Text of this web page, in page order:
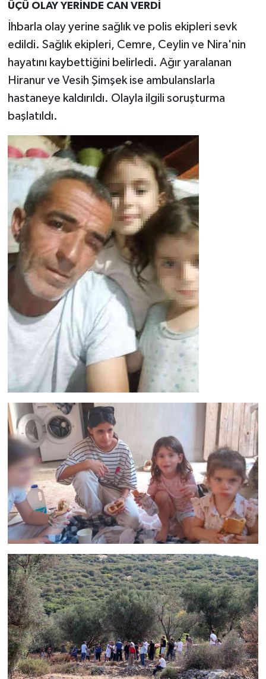
ÜÇÜ OLAY YERİNDE CAN VERDİ
İhbarla olay yerine sağlık ve polis ekipleri sevk
edildi. Sağlık ekipleri, Cemre, Ceylin ve Nira'nin
hayatını kaybettiğini belirledi. Ağır yaralanan
Hiranur ve Vesih Şimşek ise ambulanslarla
hastaneye kaldırıldı. Olayla ilgili soruşturma
başlatıldı.